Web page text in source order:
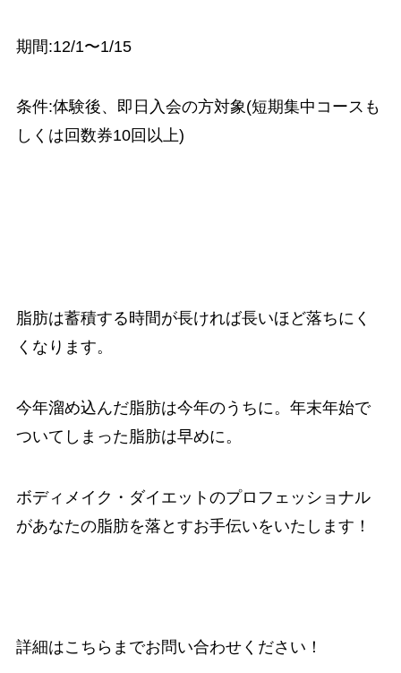
期間:12/1〜1/15
条件:体験後、即日入会の方対象(短期集中コースも
しくは回数券10回以上)
脂肪は蓄積する時間が長ければ長いほど落ちにく
くなります。
今年溜め込んだ脂肪は今年のうちに。年末年始で
ついてしまった脂肪は早めに。
ボディメイク・ダイエットのプロフェッショナル
があなたの脂肪を落とすお手伝いをいたします！
詳細はこちらまでお問い合わせください！